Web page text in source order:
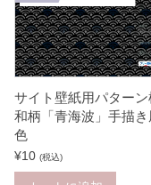
サイト壁紙用パターン
和柄「青海波」手描
色
¥10 (税込)